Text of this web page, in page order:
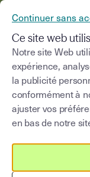
Nos clients
fluidifier leurs
pratiques et
Continuer sans
Ce site web
Notre site Web
expérience,
la publicité
conformément à
ajuster vos
en bas de notre